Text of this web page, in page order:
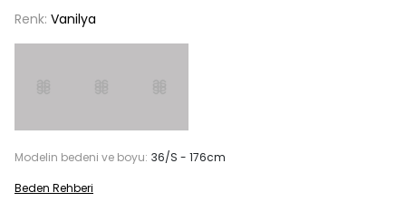
Renk: Vanilya
Modelin bedeni ve boyu: 36/S - 176cm
Beden Rehberi